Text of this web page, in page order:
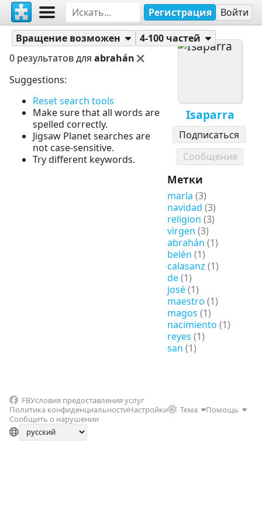
Регистрация Войти
Isaparra
Подписаться
Сообщение
Метки
maría (3)
navidad (3)
religion (3)
virgen (3)
abrahán (1)
belén (1)
calasanz (1)
de(1)
josé(1)
maestro (1)
magos (1)
nacimiento (1)
reyes (1)
san (1)
Isaparra
Пазлы
Вращение возможен
4-100 частей
0 результатов для abrahán
Suggestions:
Reset search tools
Make sure that all words are
spelled correctly.
Jigsaw Planet searches are
not case-sensitive.
Try different keywords.
FBУсловия предоставления услуг
Политика конфиденциальностиНастройки Тема
Помощь
Сообщить о нарушении